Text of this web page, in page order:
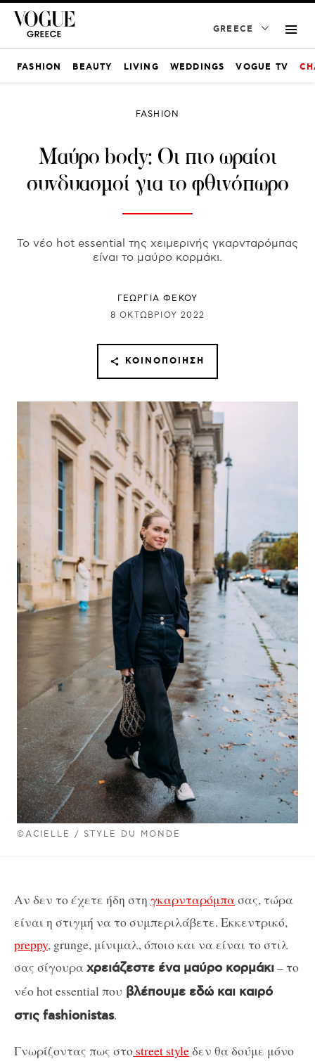
GREECE
FASHION BEAUTY LIVING WEDDINGS VOGUE TV
©ACIELLE / STYLE DU MONDE
FASHION
Μαύρο body: Oι πιο ωραίοι
συνδυασμοί για το φθινόπωρο
Το νέο hot essential της χειμερινής γκαρνταρόμπας
είναι το μαύρο κορμάκι.
ΓΕΩΡΓΙΑ ΦΕΚΟΥ
8 ΟΚΤΩΒΡΊΟΥ 2022
ΚΟΙΝΟΠΟΊΗΣΗ
Αν δεν το έχετε ήδη στη γκαρνταρόμπασας, τώρα
είναι η στιγμή να το συμπεριλάβετε. Εκκεντρικό,
preppy, grunge, μίνιμαλ, όποιο και να είναι το στιλ
σας σίγουραχρειάζεστε ένα μαύρο κορμάκι– το
νέο hot essential που βλέπουμε εδώ και καιρό
στις fashionistas.
Γνωρίζοντας πως στο street styleδεν θα δούμε μόνο